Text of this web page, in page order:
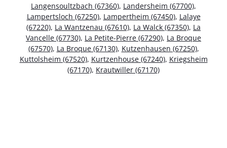
Langensoultzbach (67360), Landersheim (67700),
Lampertsloch (67250), Lampertheim (67450), Lalaye
(67220), La Wantzenau (67610), La Walck (67350), La
Vancelle (67730), La Petite-Pierre (67290), La Broque
(67570), La Broque (67130), Kutzenhausen (67250),
Kuttolsheim (67520), Kurtzenhouse (67240), Kriegsheim
(67170), Krautwiller (67170)